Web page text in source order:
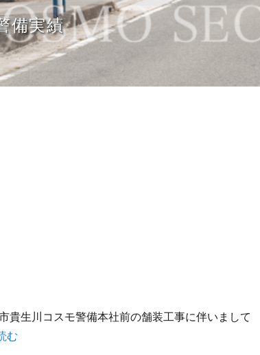
備実績
貴生川コスモ警備本社前の舗装工事に伴いまして
む